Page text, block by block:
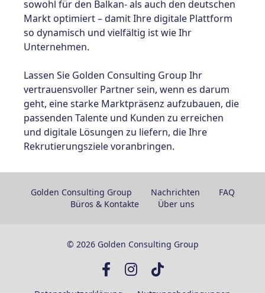
sowohl für den Balkan- als auch den deutschen
Markt optimiert – damit Ihre digitale Plattform
so dynamisch und vielfältig ist wie Ihr
Unternehmen.
Lassen Sie Golden Consulting Group Ihr
vertrauensvoller Partner sein, wenn es darum
geht, eine starke Marktpräsenz aufzubauen, die
passenden Talente und Kunden zu erreichen
und digitale Lösungen zu liefern, die Ihre
Rekrutierungsziele voranbringen.
Golden Consulting Group Nachrichten
FAQ
Büros & Kontakte
Über uns
© 2026 Golden Consulting Group